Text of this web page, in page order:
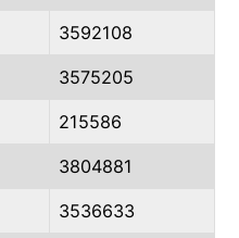
3592108
3575205
215586
3804881
3536633